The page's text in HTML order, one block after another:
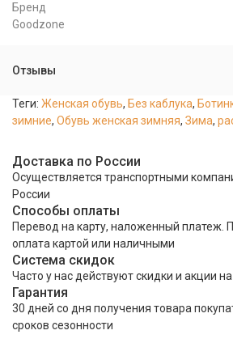
Бренд
Goodzone
Отзывы
Теги: Женская обувь, Без каблука,
зимние, Обувь женская зимняя, Зима,
Доставка по России
Осуществляется транспортными
России
Способы оплаты
Перевод на карту, наложенный платеж.
оплата картой или наличными
Система скидок
Часто у нас действуют скидки и акции
Гарантия
30 дней со дня получения товара
сроков сезонности